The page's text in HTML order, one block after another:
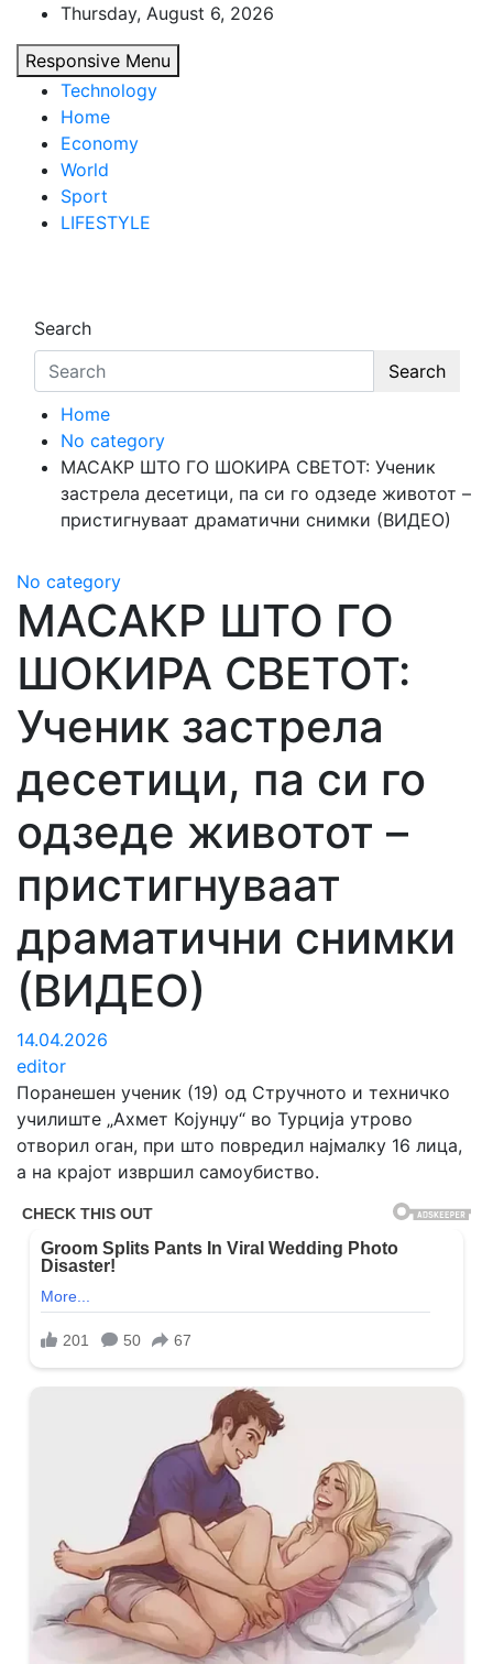
content
Thursday, August 6, 2026
Responsive Menu
Technology
Home
Economy
World
Sport
LIFESTYLE
Search
Search
Home
No category
МАСАКР ШТО ГО ШОКИРА СВЕТОТ: Ученик
застрела десетици, па си го одзеде животот –
пристигнуваат драматични снимки (ВИДЕО)
No category
МАСАКР ШТО ГО
ШОКИРА СВЕТОТ:
Ученик застрела
десетици, па си го
одзеде животот –
пристигнуваат
драматични снимки
(ВИДЕО)
14.04.2026
editor
Поранешен ученик (19) од Стручното и техничко
училиште „Ахмет Којунџу“ во Турција утрово
отворил оган, при што повредил најмалку 16 лица,
а на крајот извршил самоубиство.